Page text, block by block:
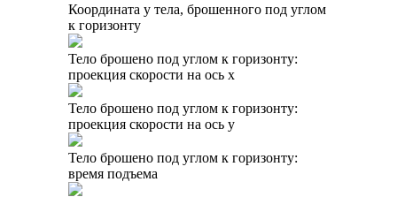
Координата y тела, брошенного под углом
к горизонту
Тело брошено под углом к горизонту:
проекция скорости на ось x
Тело брошено под углом к горизонту:
проекция скорости на ось y
Тело брошено под углом к горизонту:
время подъема